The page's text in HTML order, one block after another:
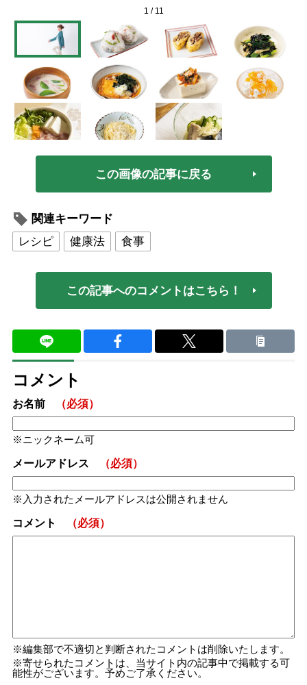
1 / 11
この画像の記事に戻る
関連キーワード
レシピ
健康法 食事
この記事へのコメントはこちら！
コメント
お名前 （必須）
ニックネーム可
メールアドレス （必須）
入力されたメールアドレスは公開されません
コメント （必須）
編集部で不適切と判断されたコメントは削除いたします。
寄せられたコメントは、当サイト内の記事中で掲載する可
能性がございます。予めご了承ください。